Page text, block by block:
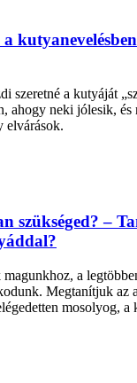
szeretné a kutyáját
ahogy neki jólesik, és
elvárások.
szükséged? –
a
Megtanítjuk az
mosolyog, a